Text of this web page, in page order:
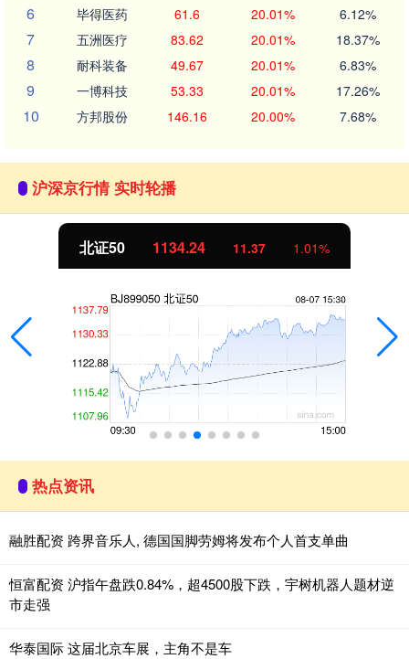
6 毕得医药 61.6 20.01% 6.12%
7 五洲医疗 83.62 20.01% 18.37%
8 耐科装备 49.67 20.01% 6.83%
9 一博科技 53.33 20.01% 17.26%
10 方邦股份 146.16 20.00% 7.68%
沪深京行情 实时轮播
北证50 1134.24 11.37 1.01%
热点资讯
融胜配资 跨界音乐人, 德国国脚劳姆将发布个人首支单曲
恒富配资 沪指午盘跌0.84%，超4500股下跌，宇树机器人题材逆
市走强
华泰国际 这届北京车展，主角不是车